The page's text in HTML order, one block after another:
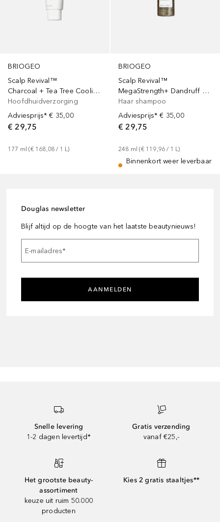
BRIOGEO
Scalp Revival™
Charcoal + Tea Tree Cooling Hydration Scalp Mask
Hoofdhuidverzorging
Adviesprijs* € 35,00
€ 29,75
177 ml (€ 168,08 / 1 L)
BRIOGEO
Scalp Revival™
MegaStrength+ Dandruff Control Shampoo Charcoal + AHA/BHA with Salicylic Acid 3%
Haar shampoo
Adviesprijs* € 35,00
€ 29,75
248 ml (€ 119,96 / 1 L)
Binnenkort weer leverbaar
Douglas newsletter
Blijf altijd op de hoogte van het laatste beautynieuws!
E-mailadres*
AANMELDEN
Snelle levering
1-2 dagen levertijd*
Gratis verzending
vanaf €25,-
Het grootste beauty-
assortiment
keuze uit ruim 50.000
producten
Kies 2 gratis staaltjes**